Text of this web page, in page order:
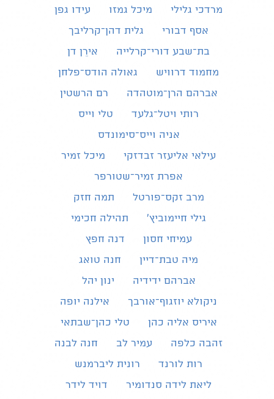
מרדכי גלילי
מיכל גמזו
עידו גפן
אסף דבורי
גלית דהן־קרליבך
בת־שבע דורי־קרלייה
אירֵן דן
מחמוד דרוויש
גאולה הודס־פלחן
אברהם הרן־מוטהדה
רם הרשטין
רותי ויטל־גלעד
טלי וייס
אניה וייס־סימונדס
עילאי אליעזר זבדזקי
מיכל זמיר
אפרת זמיר־שטורפר
מרב זקס־פורטל
תמה חזק
גילי חיימוביץ'
תהילה חכימי
עמיחי חסון
דנה חפץ
מיה טבת־דיין
חנה טואג
אברהם ידידיה
ינון יהל
ניקולא יוזגוף־אורבך
אילנה יופה
איריס אליה כהן
טלי כהן־שבתאי
זהבה כלפה
עמיר לב
חנה לבנה
רות לורנד
רונית ליברמנש
ליאת לידה סנדומיר
דויד לידר